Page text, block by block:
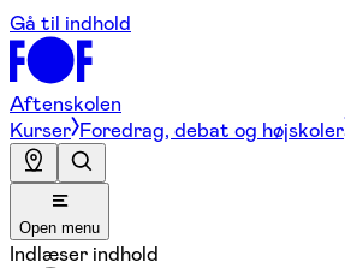
Gå til indhold
Aftenskolen
Kurser Foredrag, debat og højskoler
Open menu
Indlæser indhold